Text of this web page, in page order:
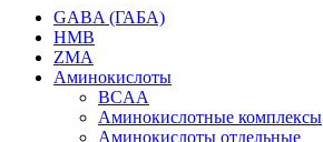
GABA (ГАБА)
HMB
ZMA
Аминокислоты
BCAA
Аминокислотные комплексы
Аминокислоты отдельные